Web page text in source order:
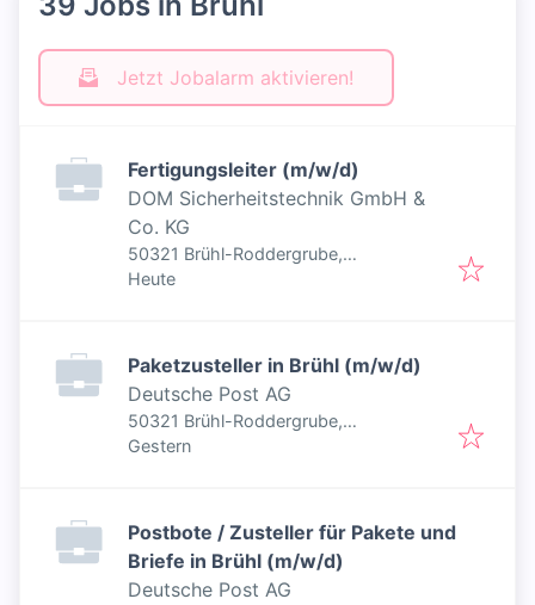
Jetzt Jobalarm aktivieren!
Fertigungsleiter (m/w/d)
DOM Sicherheitstechnik GmbH &
Co. KG
50321 Brühl-Roddergrube,
Deutschland
Veröffentlicht
Heute
Paketzusteller in Brühl (m/w/d)
Deutsche Post AG
50321 Brühl-Roddergrube,
Deutschland
Veröffentlicht
Gestern
Postbote / Zusteller für Pakete und
Briefe in Brühl (m/w/d)
Deutsche Post AG